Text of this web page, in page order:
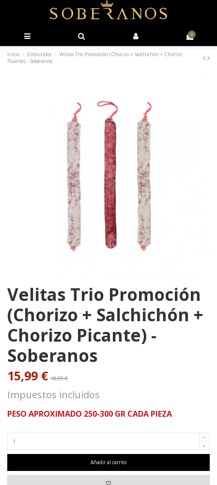
0
Inicio Embutidos
Velitas Trio Promoción (Chorizo + Salchichón + Chorizo
Picante) - Soberanos
Velitas Trio Promoción
(Chorizo + Salchichón +
Chorizo Picante) -
Soberanos
15,99 € 18,99 €
Impuestos incluidos
PESO APROXIMADO 250-300 GR CADA PIEZA
Añadir al carrito